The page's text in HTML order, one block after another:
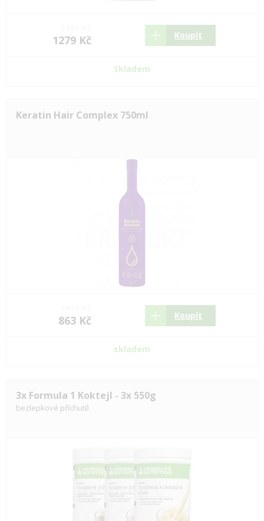
1279 Kč Koupit
Skladem
Keratin Hair Complex 750ml
863 Kč Koupit
skladem
3x Formula 1 Koktejl - 3x 550g
bezlepkové příchutě